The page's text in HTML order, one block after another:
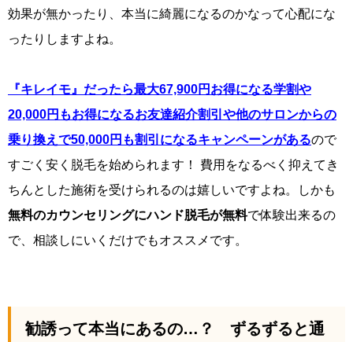
効果が無かったり、本当に綺麗になるのかなって心配にな
ったりしますよね。
『キレイモ』だったら最大67,900円お得になる学割や
20,000円もお得になるお友達紹介割引や他のサロンからの
乗り換えで50,000円も割引になるキャンペーンがあるので
すごく安く脱毛を始められます！ 費用をなるべく抑えてき
ちんとした施術を受けられるのは嬉しいですよね。しかも
無料のカウンセリングにハンド脱毛が無料で体験出来るの
で、相談しにいくだけでもオススメです。
勧誘って本当にあるの…？ ずるずると通